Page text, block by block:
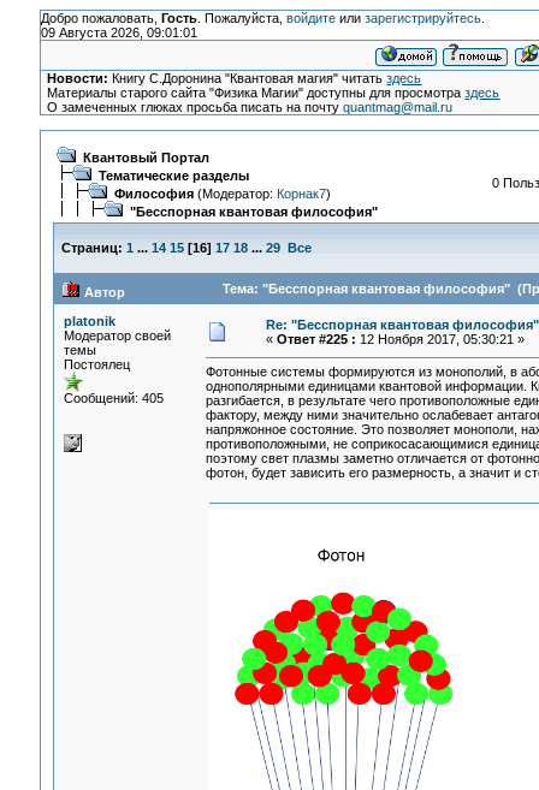
Добро пожаловать, Гость. Пожалуйста, войдитеили зарегистрируйтесь.
09 Августа 2026, 09:01:01
Новости: Книгу С.Доронина "Квантовая магия" читатьздесь
Материалы старого сайта "Физика Магии" доступны для просмотраздесь
О замеченных глюках просьба писать на почтуquantmag@mail.ru
Квантовый Портал
Тематические разделы
Философия(Модератор: Корнак7)
"Бесспорная квантовая философия"
0
Страниц: 1 ... 14 15[16] 17 18 ... 29 Все
Автор Тема: "Бесспорная квантовая философия"
platonik
Модератор своей
темы
Постоялец
Сообщений: 405
Re: "Бесспорная квантовая философия"
« Ответ #225 : 12 Ноября 2017, 05:30:21 »
Фотонные системы формируются из монополий, в
однополярными единицами квантовой информации.
разгибается, в результате чего противоположные
фактору, между ними значительно ослабевает
напряжонное состояние. Это позволяет монополи,
противоположными, не соприкосасающимися
поэтому свет плазмы заметно отличается от
фотон, будет зависить его размерность, а значит и